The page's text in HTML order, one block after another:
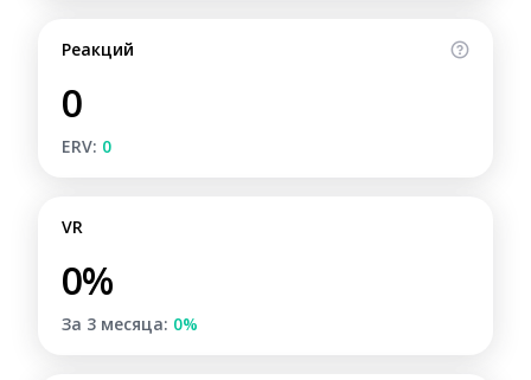
Реакций
0
ERV: 0
VR
0%
За 3 месяца: 0%